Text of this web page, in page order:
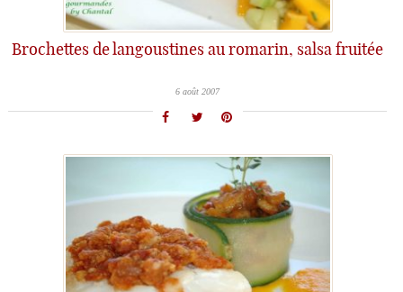
Brochettes de langoustines au romarin, salsa fruitée
6 août 2007